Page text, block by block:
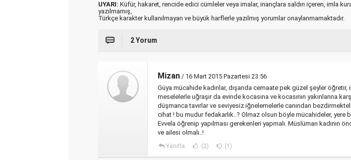
UYARI: Küfür, hakaret, rencide edici cümleler veya imalar, inançlara saldırı içeren, imla
yazılmamış,
Türkçe karakter kullanılmayan ve büyük harflerle yazılmış yorumlar onaylanmamaktadır.
2 Yorum
Mizan / 16 Mart 2015 Pazartesi 23:56
Güya mücahide kadınlar, dışarıda cemaate pek güzel şeyler öğretir,
meselelerle uğraşır da evinde kocasına ve kocasının yakınlarına
düşmanca tavırlar ve seviyesiz iğnelemelerle canından
cihat ! bu mudur fedakarlık..? Olmaz olsun böyle mücahideler, yere
Evvela öğrenip yapılması gerekenleri yapmalı. Müslüman kadının
ve ailesi olmalı..!
Yanıtla (2) (1)